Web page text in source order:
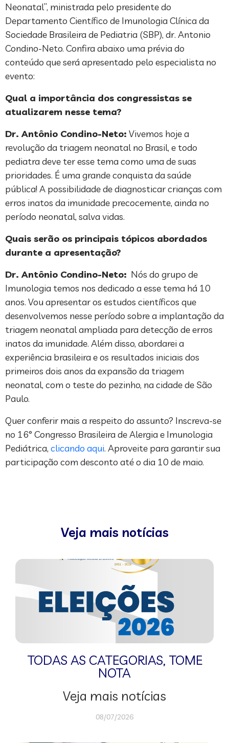
Neonatal”, ministrada pelo presidente do
Departamento Científico de Imunologia Clínica da
Sociedade Brasileira de Pediatria (SBP), dr. Antonio
Condino-Neto. Confira abaixo uma prévia do
conteúdo que será apresentado pelo especialista no
evento:
Qual a importância dos congressistas se
atualizarem nesse tema?
Dr. Antônio Condino-Neto: Vivemos hoje a
revolução da triagem neonatal no Brasil, e todo
pediatra deve ter esse tema como uma de suas
prioridades. É uma grande conquista da saúde
pública! A possibilidade de diagnosticar crianças com
erros inatos da imunidade precocemente, ainda no
período neonatal, salva vidas.
Quais serão os principais tópicos abordados
durante a apresentação?
Dr. Antônio Condino-Neto: Nós do grupo de
Imunologia temos nos dedicado a esse tema há 10
anos. Vou apresentar os estudos científicos que
desenvolvemos nesse período sobre a implantação da
triagem neonatal ampliada para detecção de erros
inatos da imunidade. Além disso, abordarei a
experiência brasileira e os resultados iniciais dos
primeiros dois anos da expansão da triagem
neonatal, com o teste do pezinho, na cidade de São
Paulo.
Quer conferir mais a respeito do assunto? Inscreva-se
no 16° Congresso Brasileira de Alergia e Imunologia
Pediátrica, clicando aqui. Aproveite para garantir sua
participação com desconto até o dia 10 de maio.
Veja mais notícias
TODAS AS CATEGORIAS, TOME
NOTA
Veja mais notícias
08/07/2026